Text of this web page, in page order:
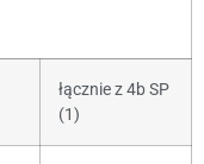
łącznie z 4b SP
(1)